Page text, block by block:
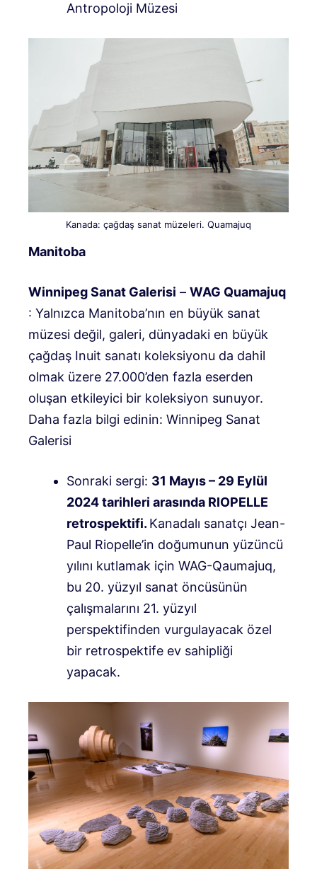
Antropoloji Müzesi
Kanada: çağdaş sanat müzeleri. Quamajuq
Manitoba
Winnipeg Sanat Galerisi – WAG Quamajuq
: Yalnızca Manitoba’nın en büyük sanat
müzesi değil, galeri, dünyadaki en büyük
çağdaş Inuit sanatı koleksiyonu da dahil
olmak üzere 27.000’den fazla eserden
oluşan etkileyici bir koleksiyon sunuyor.
Daha fazla bilgi edinin: Winnipeg Sanat
Galerisi
Sonraki sergi: 31 Mayıs – 29 Eylül
2024 tarihleri ​​arasında RIOPELLE
retrospektifi. Kanadalı sanatçı Jean-
Paul Riopelle’in doğumunun yüzüncü
yılını kutlamak için WAG-Qaumajuq,
bu 20. yüzyıl sanat öncüsünün
çalışmalarını 21. yüzyıl
perspektifinden vurgulayacak özel
bir retrospektife ev sahipliği
yapacak.